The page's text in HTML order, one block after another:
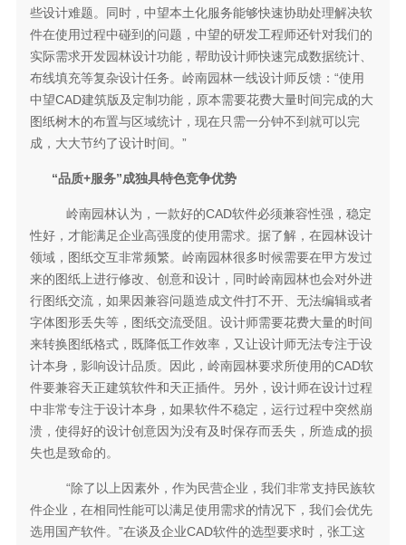
些设计难题。同时，中望本土化服务能够快速协助处理解决软
件在使用过程中碰到的问题，中望的研发工程师还针对我们的
实际需求开发园林设计功能，帮助设计师快速完成数据统计、
布线填充等复杂设计任务。岭南园林一线设计师反馈：“使用
中望CAD建筑版及定制功能，原本需要花费大量时间完成的大
图纸树木的布置与区域统计，现在只需一分钟不到就可以完
成，大大节约了设计时间。”
“品质+服务”成独具特色竞争优势
岭南园林认为，一款好的CAD软件必须兼容性强，稳定
性好，才能满足企业高强度的使用需求。据了解，在园林设计
领域，图纸交互非常频繁。岭南园林很多时候需要在甲方发过
来的图纸上进行修改、创意和设计，同时岭南园林也会对外进
行图纸交流，如果因兼容问题造成文件打不开、无法编辑或者
字体图形丢失等，图纸交流受阻。设计师需要花费大量的时间
来转换图纸格式，既降低工作效率，又让设计师无法专注于设
计本身，影响设计品质。因此，岭南园林要求所使用的CAD软
件要兼容天正建筑软件和天正插件。另外，设计师在设计过程
中非常专注于设计本身，如果软件不稳定，运行过程中突然崩
溃，使得好的设计创意因为没有及时保存而丢失，所造成的损
失也是致命的。
“除了以上因素外，作为民营企业，我们非常支持民族软
件企业，在相同性能可以满足使用需求的情况下，我们会优先
选用国产软件。”在谈及企业CAD软件的选型要求时，张工这